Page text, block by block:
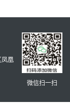
微信扫一扫
凰